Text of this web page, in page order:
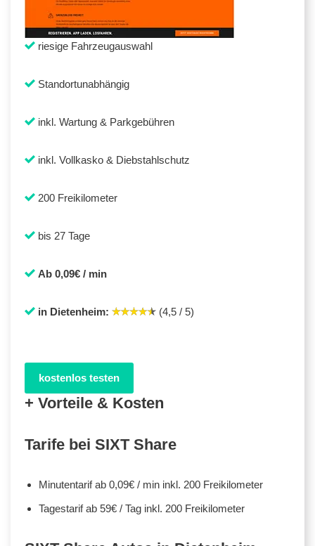
riesige Fahrzeugauswahl
Standortunabhängig
inkl. Wartung & Parkgebühren
inkl. Vollkasko & Diebstahlschutz
200 Freikilometer
bis 27 Tage
Ab 0,09€ / min
in Dietenheim: (4,5 / 5)
kostenlos testen
+ Vorteile & Kosten
Tarife bei SIXT Share
Minutentarif ab 0,09€ / min inkl. 200 Freikilometer
Tagestarif ab 59€ / Tag inkl. 200 Freikilometer